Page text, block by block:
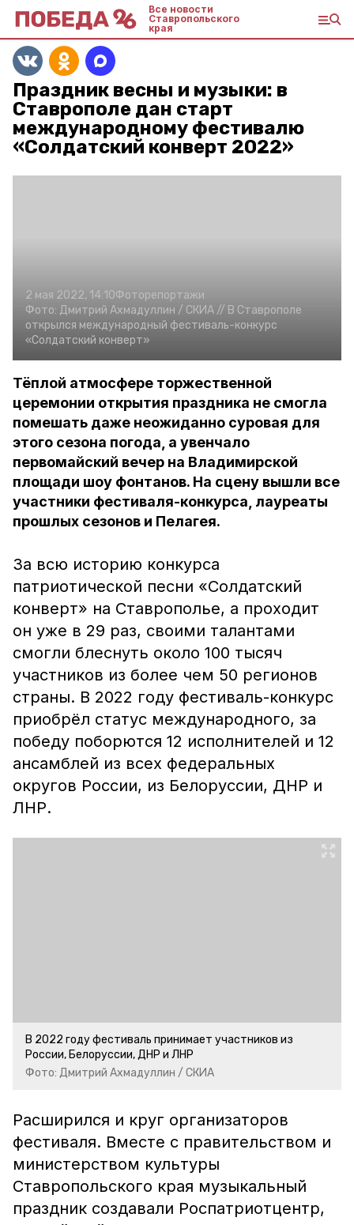
Все новости
Ставропольского
края
Праздник весны и музыки: в
Ставрополе дан старт
международному фестивалю
«Солдатский конверт 2022»
2 мая 2022, 14:10Фоторепортажи
Фото: Дмитрий Ахмадуллин / СКИА // В Ставрополе
открылся международный фестиваль-конкурс
«Солдатский конверт»
Тёплой атмосфере торжественной
церемонии открытия праздника не смогла
помешать даже неожиданно суровая для
этого сезона погода, а увенчало
первомайский вечер на Владимирской
площади шоу фонтанов. На сцену вышли все
участники фестиваля-конкурса, лауреаты
прошлых сезонов и Пелагея.
За всю историю конкурса
патриотической песни «Солдатский
конверт» на Ставрополье, а проходит
он уже в 29 раз, своими талантами
смогли блеснуть около 100 тысяч
участников из более чем 50 регионов
страны. В 2022 году фестиваль-конкурс
приобрёл статус международного, за
победу поборются 12 исполнителей и 12
ансамблей из всех федеральных
округов России, из Белоруссии, ДНР и
ЛНР.
В 2022 году фестиваль принимает участников из
России, Белоруссии, ДНР и ЛНР
Фото: Дмитрий Ахмадуллин / СКИА
Расширился и круг организаторов
фестиваля. Вместе с правительством и
министерством культуры
Ставропольского края музыкальный
праздник создавали Роспатриотцентр,